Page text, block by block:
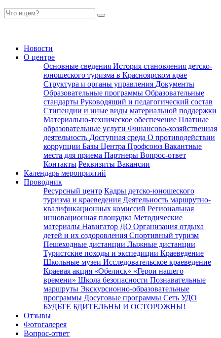
Новости
О центре
Основные сведения История становления детско-
юношеского туризма в Красноярском крае
Структура и органы управления Документы
Образовательные программы Образовательные
стандарты Руководящий и педагогический состав
Стипендии и иные виды материальной поддержки
Материально-техническое обеспечение Платные
образовательные услуги Финансово-хозяйственная
деятельность Доступная среда О противодействии
коррупции Базы Центра Профсоюз Вакантные
места для приема Партнеры Вопрос-ответ
Контакты Реквизиты Вакансии
Календарь мероприятий
Проводник
Ресурсный центр Кадры детско-юношеского
туризма и краеведения Деятельность маршрутно-
квалификационных комиссий Региональная
инновационная площадка Методические
материалы Навигатор ДО Организация отдыха
детей и их оздоровления Спортивный туризм
Пешеходные дистанции Лыжные дистанции
Туристские походы и экспедиции Краеведение
Школьные музеи Исследовательское краеведение
Краевая акция «Обелиск» «Герои нашего
времени» Школа безопасности Познавательные
маршруты Экскурсионно-образовательные
программы Досуговые программы Сеть УДО
БУДЬТЕ БДИТЕЛЬНЫ И ОСТОРОЖНЫ!
Отзывы
Фотогалерея
Вопрос-ответ